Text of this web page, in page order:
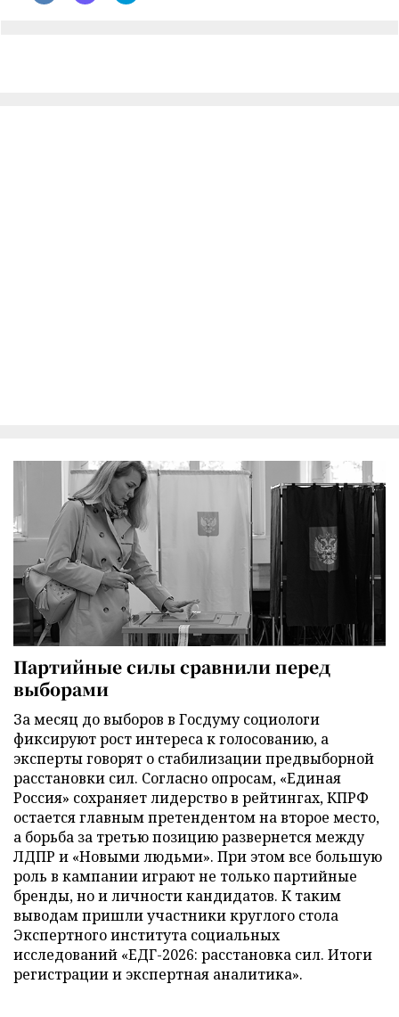
Партийные силы сравнили перед
выборами
За месяц до выборов в Госдуму социологи
фиксируют рост интереса к голосованию, а
эксперты говорят о стабилизации предвыборной
расстановки сил. Согласно опросам, «Единая
Россия» сохраняет лидерство в рейтингах, КПРФ
остается главным претендентом на второе место,
а борьба за третью позицию развернется между
ЛДПР и «Новыми людьми». При этом все большую
роль в кампании играют не только партийные
бренды, но и личности кандидатов. К таким
выводам пришли участники круглого стола
Экспертного института социальных
исследований «ЕДГ-2026: расстановка сил. Итоги
регистрации и экспертная аналитика».